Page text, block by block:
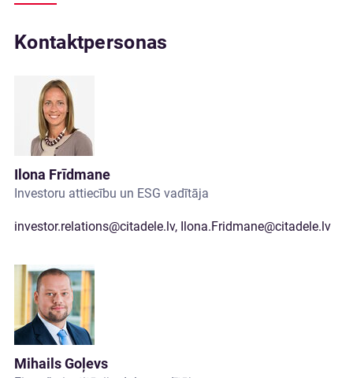
Kontaktpersonas
Ilona Frīdmane
Investoru attiecību un ESG vadītāja
investor.relations@citadele.lv, Ilona.Fridmane@citadele.lv
Mihails Goļevs